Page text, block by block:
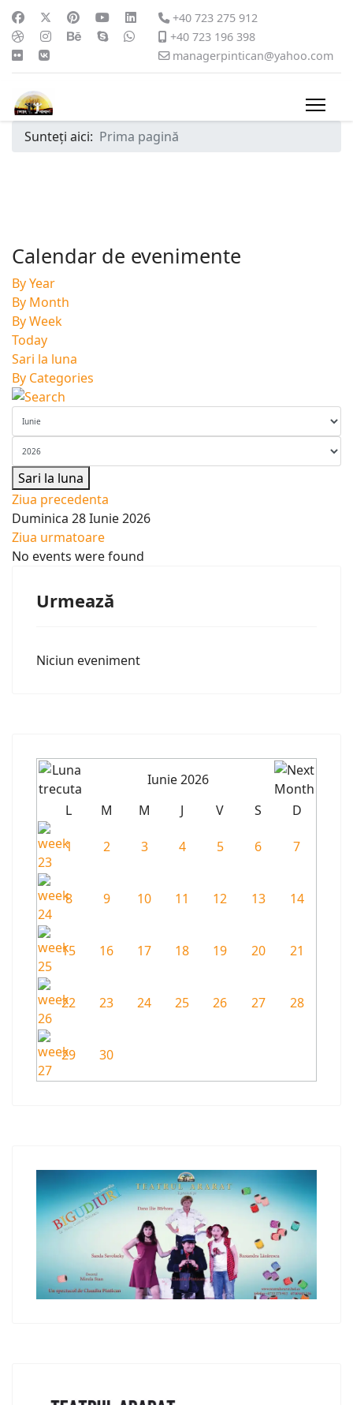
+40 723 275 912
+40 723 196 398
managerpintican@yahoo.com
Sunteți aici: Prima pagină
Calendar de evenimente
By Year
By Month
By Week
Today
Sari la luna
By Categories
Sari la luna
Ziua precedenta
Duminica 28 Iunie 2026
Ziua urmatoare
No events were found
Urmează
Niciun eveniment
Iunie 2026
L
M M J V S D
1 2 3 4 5 6 7
8 9 10 11 12 13 14
15 16 17 18 19 20 21
22 23 24 25 26 27 28
29 30